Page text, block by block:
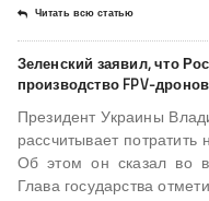
Читать всю статью
Зеленский заявил, что
производство FPV-
Президент Украины
рассчитывает
Об этом он сказал во
Глава государства